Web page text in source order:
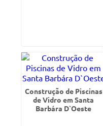
Construção de Piscinas
de Vidro em Santa
Barbára D`Oeste